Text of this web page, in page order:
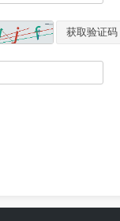
获取验证码